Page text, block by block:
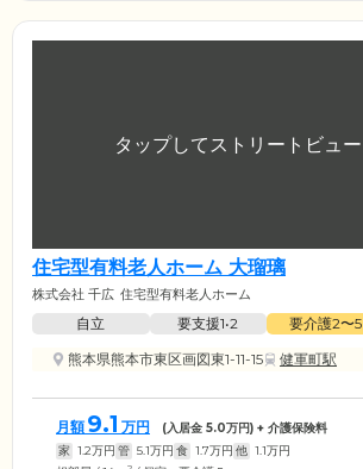
住宅型有料老人ホーム 大瑠璃
株式会社 千広 住宅型有料老人ホーム
自立 要支援1•2 要介護2〜5
熊本県熊本市東区画図東1-11-15
健軍町駅
月額 9.1 万円 (入居金 5.0万円) + 介護保険料
家 1.2万円 管 5.1万円 食 1.7万円 他 1.1万円